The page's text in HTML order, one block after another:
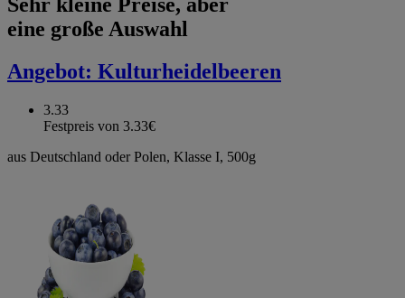
eine große Auswahl
Angebot: Kulturheidelbeeren
3.33
Festpreis von 3.33€
aus Deutschland oder Polen, Klasse I, 500g